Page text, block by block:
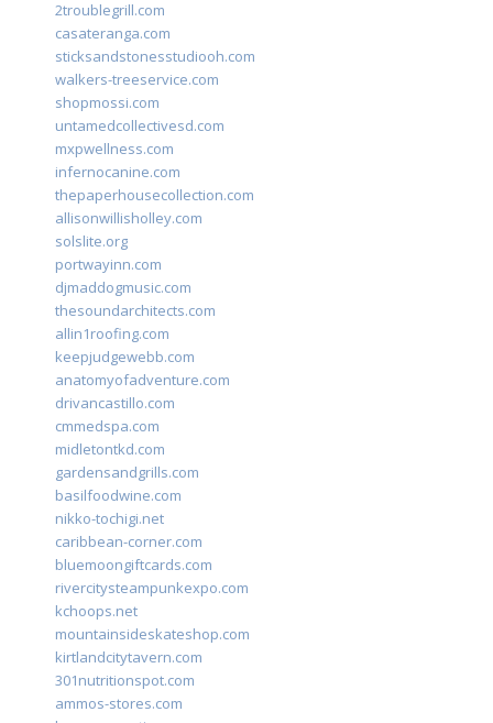
2troublegrill.com
casateranga.com
sticksandstonesstudiooh.com
walkers-treeservice.com
shopmossi.com
untamedcollectivesd.com
mxpwellness.com
infernocanine.com
thepaperhousecollection.com
allisonwillisholley.com
solslite.org
portwayinn.com
djmaddogmusic.com
thesoundarchitects.com
allin1roofing.com
keepjudgewebb.com
anatomyofadventure.com
drivancastillo.com
cmmedspa.com
midletontkd.com
gardensandgrills.com
basilfoodwine.com
nikko-tochigi.net
caribbean-corner.com
bluemoongiftcards.com
rivercitysteampunkexpo.com
kchoops.net
mountainsideskateshop.com
kirtlandcitytavern.com
301nutritionspot.com
ammos-stores.com